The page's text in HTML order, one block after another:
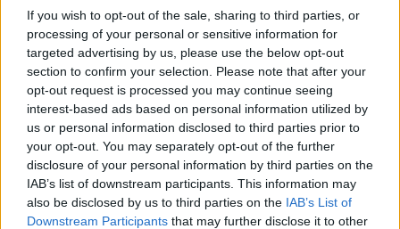
If you wish to opt-out of the sale, sharing to third parties, or
processing of your personal or sensitive information for
targeted advertising by us, please use the below opt-out
section to confirm your selection. Please note that after your
opt-out request is processed you may continue seeing
interest-based ads based on personal information utilized by
us or personal information disclosed to third parties prior to
your opt-out. You may separately opt-out of the further
disclosure of your personal information by third parties on the
IAB’s list of downstream participants. This information may
also be disclosed by us to third parties on the IAB’s List of
Downstream Participants that may further disclose it to other
Caratteristiche Prodotto
iRef:93
Google
4.8
Basato su 408 reviews
Powered byLocalImpact